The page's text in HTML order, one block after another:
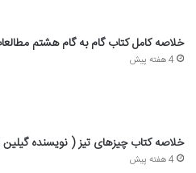
خلاصه کامل کتاب گام به گام هشتم
4 هفته پیش
خلاصه کتاب چیزهای تیز ( نویسنده
4 هفته پیش